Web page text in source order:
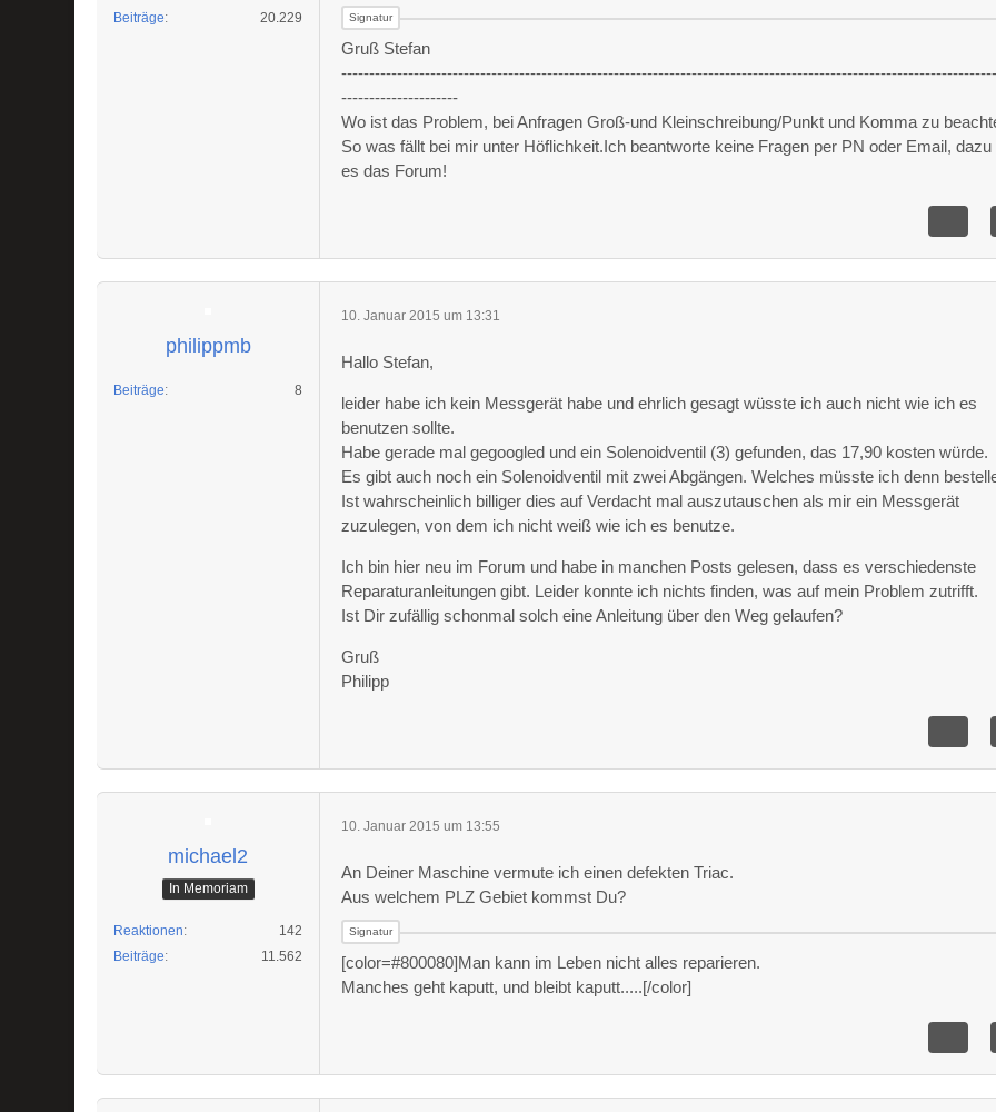
Beiträge
20.229
Gruß Stefan
---------------------
Wo ist das Problem, bei Anfragen Groß-und Kleinschreibung/Punkt und Komma zu
So was fällt bei mir unter Höflichkeit.Ich beantworte keine Fragen per PN oder Email, dazu
es das Forum!
philippmb
Beiträge 8
10. Januar 2015 um 13:31
Hallo Stefan,
leider habe ich kein Messgerät habe und ehrlich gesagt wüsste ich auch nicht wie ich es
benutzen sollte.
Habe gerade mal gegoogled und ein Solenoidventil (3) gefunden, das 17,90 kosten würde.
Es gibt auch noch ein Solenoidventil mit zwei Abgängen. Welches müsste ich denn
Ist wahrscheinlich billiger dies auf Verdacht mal auszutauschen als mir ein Messgerät
zuzulegen, von dem ich nicht weiß wie ich es benutze.
Ich bin hier neu im Forum und habe in manchen Posts gelesen, dass es verschiedenste
Reparaturanleitungen gibt. Leider konnte ich nichts finden, was auf mein Problem zutrifft.
Ist Dir zufällig schonmal solch eine Anleitung über den Weg gelaufen?
Gruß
Philipp
michael2
In Memoriam
Reaktionen
142
Beiträge
11.562
10. Januar 2015 um 13:55
An Deiner Maschine vermute ich einen defekten Triac.
Aus welchem PLZ Gebiet kommst Du?
[color=#800080]Man kann im Leben nicht alles reparieren.
Manches geht kaputt, und bleibt kaputt.....[/color]